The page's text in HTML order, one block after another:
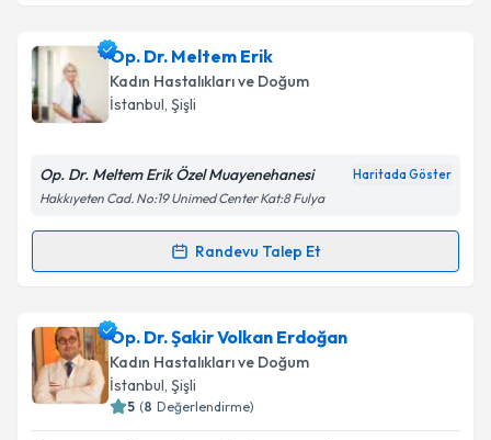
Op. Dr. Meltem Erik
Kadın Hastalıkları ve Doğum
İstanbul, Şişli
Op. Dr. Meltem Erik Özel Muayenehanesi Haritada Göster
Hakkıyeten Cad. No:19 Unimed Center Kat:8 Fulya
Randevu Talep Et
Randevu Takvimi Talebi
Op. Dr. Meltem Erikiçin randevu takvimi talebi
oluşturun. Size bu uzmandan randevu almanız için bir
takvim hazırlandığında e-posta ile bilgilendireceğiz.
Op. Dr. Şakir Volkan Erdoğan
Kadın Hastalıkları ve Doğum
İstanbul, Şişli
5 (8 Değerlendirme)